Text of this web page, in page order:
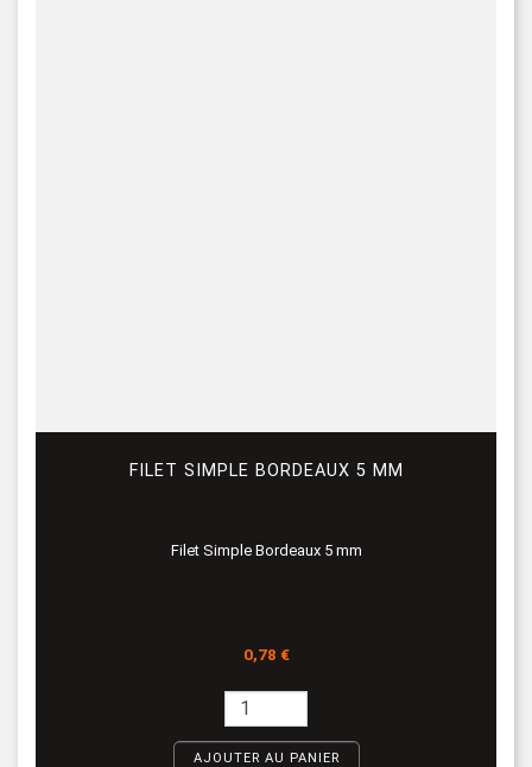
FILET SIMPLE BORDEAUX 5 MM
Filet Simple Bordeaux 5 mm
Prix
0,78 €
AJOUTER AU PANIER